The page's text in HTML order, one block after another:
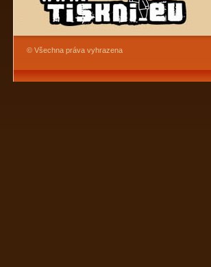
© Všechna práva vyhrazena